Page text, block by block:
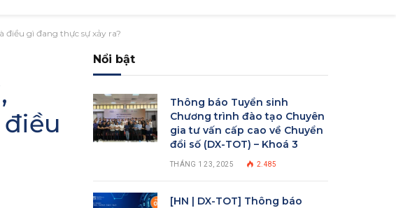
điều gì đang thực sự xảy ra?
Nổi bật
Thông báo Tuyển sinh
Chương trình đào tạo Chuyên
gia tư vấn cấp cao về Chuyển
đổi số (DX-TOT) – Khoá 3
THÁNG 1 23, 2025 2.485
[HN | DX-TOT] Thông báo